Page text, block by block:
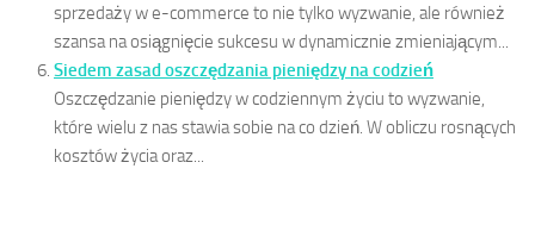
sprzedaży w e-commerce to nie tylko wyzwanie, ale również
szansa na osiągnięcie sukcesu w dynamicznie zmieniającym...
Siedem zasad oszczędzania pieniędzy na codzień
Oszczędzanie pieniędzy w codziennym życiu to wyzwanie,
które wielu z nas stawia sobie na co dzień. W obliczu rosnących
kosztów życia oraz...